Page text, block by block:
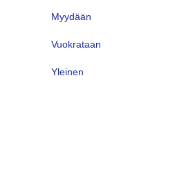
Myydään
Vuokrataan
Yleinen